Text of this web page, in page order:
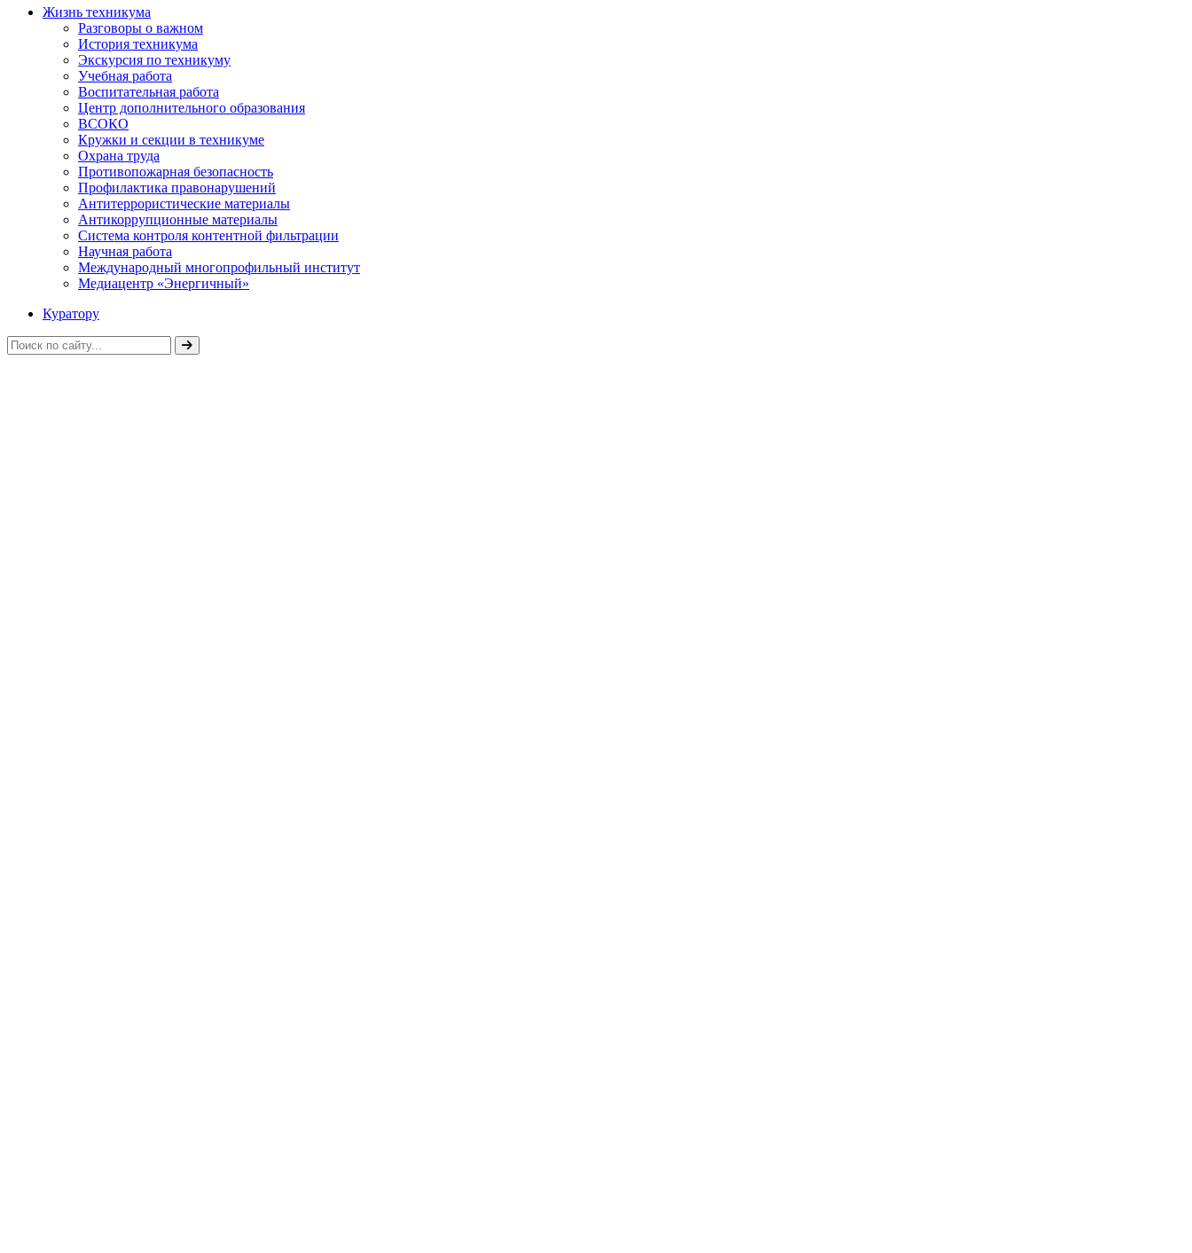
Жизнь техникума
Разговоры о важном
История техникума
Экскурсия по техникуму
Учебная работа
Воспитательная работа
Центр дополнительного образования
ВСОКО
Кружки и секции в техникуме
Охрана труда
Противопожарная безопасность
Профилактика правонарушений
Антитеррористические материалы
Антикоррупционные материалы
Система контроля контентной фильтрации
Научная работа
Международный многопрофильный институт
Медиацентр «Энергичный»
Куратору